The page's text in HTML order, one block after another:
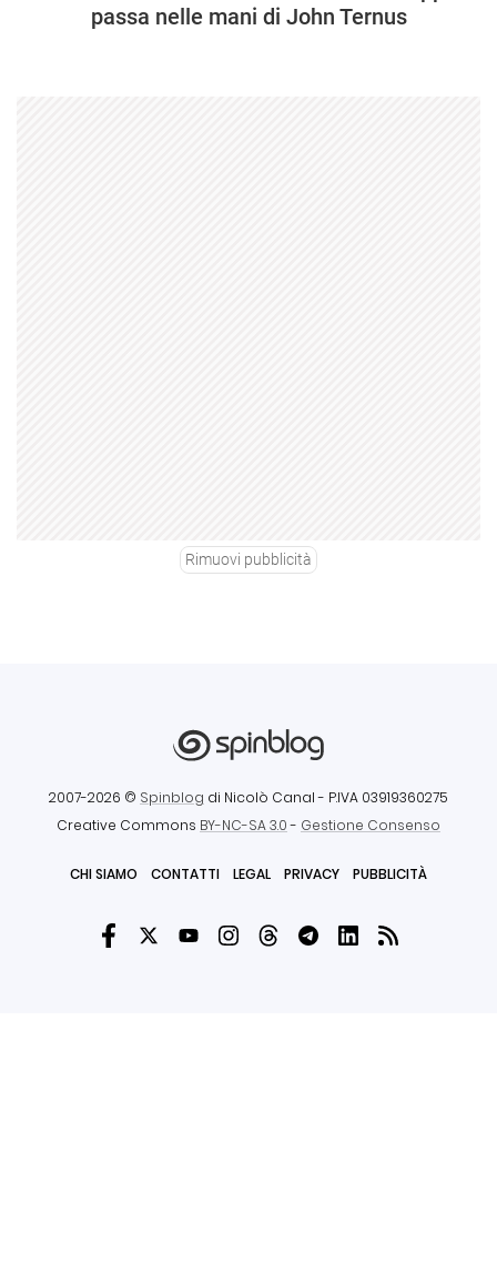
passa nelle mani di John Ternus
Rimuovi pubblicità
2007-2026 © Spinblog di Nicolò Canal - P.IVA 03919360275
Creative Commons BY-NC-SA 3.0- Gestione Consenso
CHI SIAMO CONTATTI LEGAL PRIVACY PUBBLICITÀ